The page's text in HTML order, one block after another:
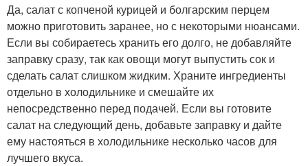
Да, салат с копченой курицей и болгарским перцем
можно приготовить заранее, но с некоторыми нюансами.
Если вы собираетесь хранить его долго, не добавляйте
заправку сразу, так как овощи могут выпустить сок и
сделать салат слишком жидким. Храните ингредиенты
отдельно в холодильнике и смешайте их
непосредственно перед подачей. Если вы готовите
салат на следующий день, добавьте заправку и дайте
ему настояться в холодильнике несколько часов для
лучшего вкуса.